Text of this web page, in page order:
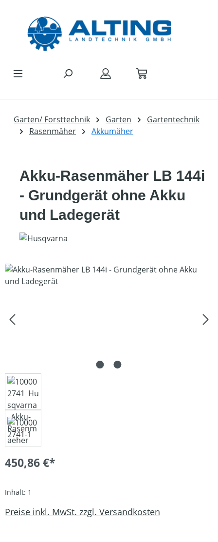
Garten/ Forsttechnik Garten
Gartentechnik
Rasenmäher
Akkumäher
Akku-Rasenmäher LB 144i
- Grundgerät ohne Akku
und Ladegerät
Bildergalerie überspringen
450,86 €*
Inhalt: 1
Preise inkl. MwSt. zzgl. Versandkosten